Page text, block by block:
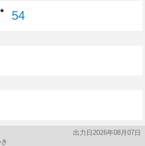
★
54
出力日2026年08月07日